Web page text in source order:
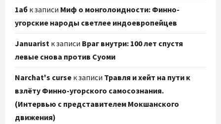
1аб к записи Миф о монголоидности: Финно-
угорские народы светлее индоевропейцев
Januarist к записи Враг внутри: 100 лет спустя
левые снова против Суоми
Narchat's curse к записи Травля и хейт на пути к
взлёту Финно-угорского самосознания.
(Интервью с представителем Мокшанского
движения)